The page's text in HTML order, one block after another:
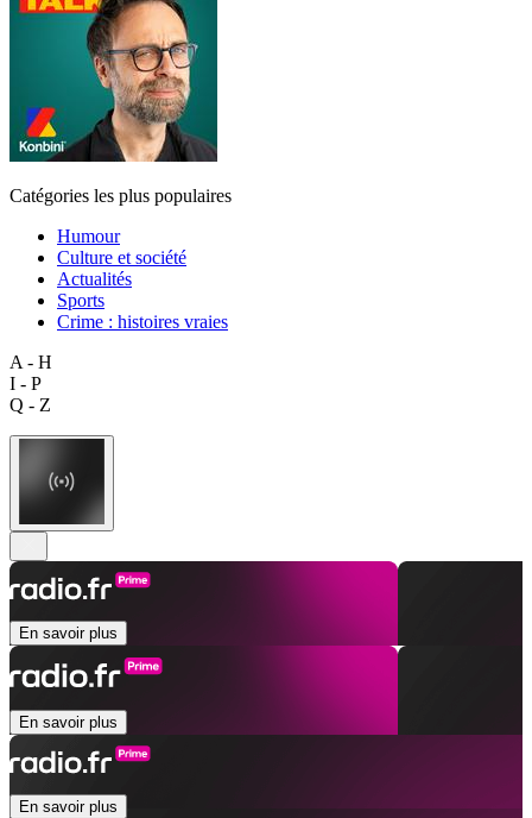
Catégories les plus populaires
Humour
Culture et société
Actualités
Sports
Crime : histoires vraies
A - H
I - P
Q - Z
En savoir plus
En savoir plus
En savoir plus